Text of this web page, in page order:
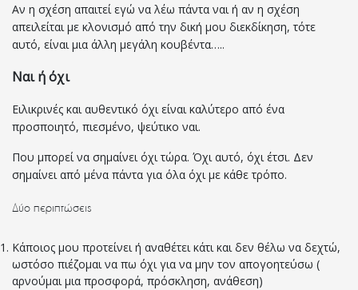
Αν η σχέση απαιτεί εγώ να λέω πάντα ναι ή αν η σχέση
απειλείται με κλονισμό από την δική μου διεκδίκηση, τότε
αυτό, είναι μια άλλη μεγάλη κουβέντα…..
Ναι ή όχι
Ειλικρινές και αυθεντικό όχι είναι καλύτερο από ένα
προσποιητό, πιεσμένο, ψεύτικο ναι.
Που μπορεί να σημαίνει όχι τώρα. Όχι αυτό, όχι έτσι. Δεν
σημαίνει από μένα πάντα για όλα όχι με κάθε τρόπο.
Δύο περιπτώσεις
Κάποιος μου προτείνει ή αναθέτει κάτι και δεν θέλω να δεχτώ,
ωστόσο πιέζομαι να πω όχι για να μην τον απογοητεύσω (
αρνούμαι μια προσφορά, πρόσκληση, ανάθεση)